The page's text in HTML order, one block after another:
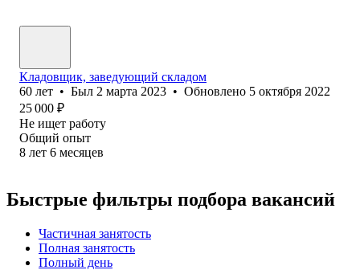
Кладовщик, заведующий складом
60 лет • Был 2 марта 2023 • Обновлено 5 октября 2022
25 000 ₽
Не ищет работу
Общий опыт
8 лет 6 месяцев
Быстрые фильтры подбора вакансий
Частичная занятость
Полная занятость
Полный день